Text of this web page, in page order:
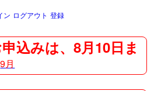
ン ログアウト 登録
込みは、8月10日ま
9月